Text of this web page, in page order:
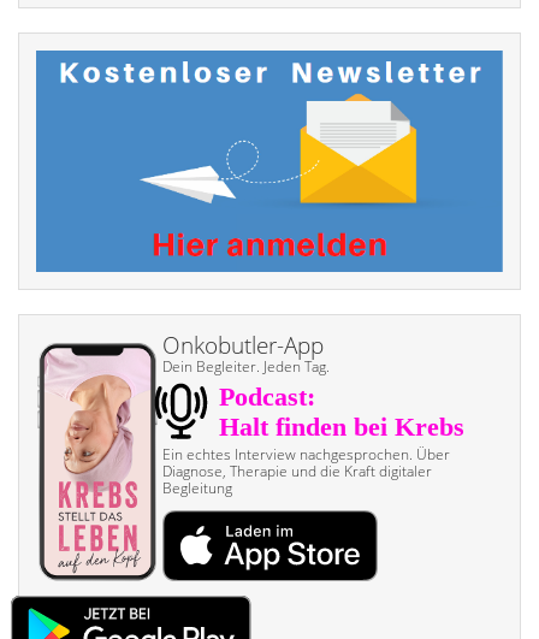
Onkobutler-App
Dein Begleiter. Jeden Tag.
Ein echtes Interview nach­gesprochen. Über
Diagnose, Therapie und die Kraft digitaler
Begleitung